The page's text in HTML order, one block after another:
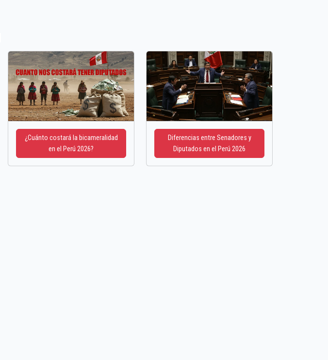
¿Cuánto costará la bicameralidad
en el Perú 2026?
Diferencias entre Senadores y
Diputados en el Perú 2026